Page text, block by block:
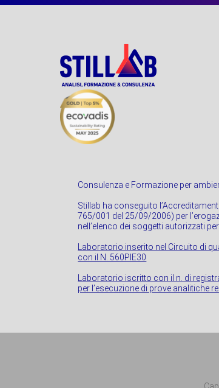
Consulenza e Formazione per
Stillab ha conseguito
765/001 del 25/09/2006) per
nell’elenco dei soggetti autorizzati
Laboratorio inserito nel Circuito di
con il N. 560PIE30
Laboratorio iscritto con il n. di
per l’esecuzione di prove analitiche